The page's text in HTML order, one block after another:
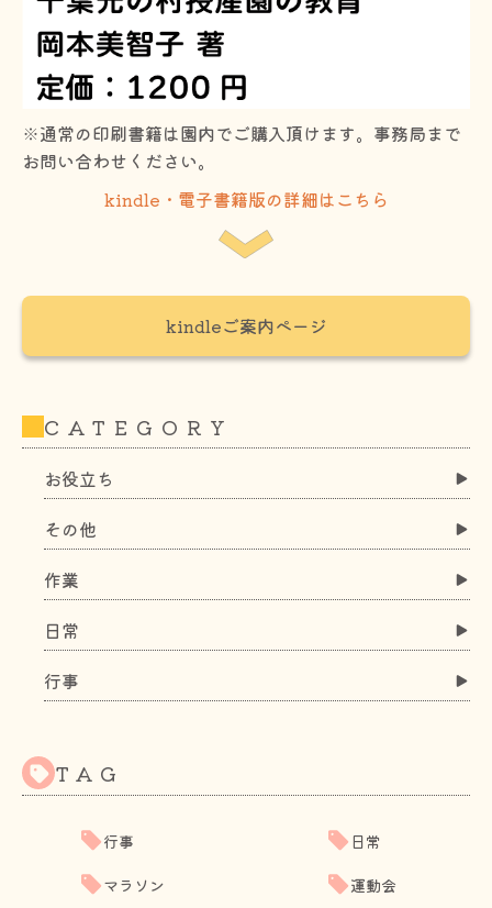
※通常の印刷書籍は園内でご購入頂けます。事務局まで
お問い合わせください。
kindle・電子書籍版の詳細はこちら
kindleご案内ページ
CATEGORY
お役立ち
その他
作業
日常
行事
TAG
行事
マラソン
日常
運動会